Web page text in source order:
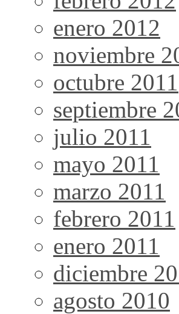
enero 2012
noviembre
octubre 2011
septiembre
julio 2011
mayo 2011
marzo 2011
febrero 2011
enero 2011
diciembre
agosto 2010